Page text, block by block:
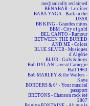
mechanically reclaimed
BÉNABAR - Le dîner
BABA YAGA - Back in the
USSR
BB KING - Grandes mitos
BBM - City of gold
BEL CANTO - Rumour
BETWEEN THE BURIED
AND ME - Colors
BLUE SILVER - Musiques
d'Algérie
BLUR - Girls & boys
Bob DYLAN Live at Carnegie
Hall 1963
Bob MARLEY & the Wailers -
Kaya
BORDERS & 6° - Your musical
passport
BRETONS - Chanson rock été
2007